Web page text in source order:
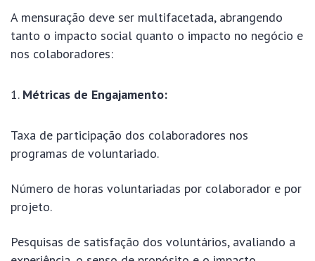
A mensuração deve ser multifacetada, abrangendo
tanto o impacto social quanto o impacto no negócio e
nos colaboradores:
Métricas de Engajamento:
Taxa de participação dos colaboradores nos
programas de voluntariado.
Número de horas voluntariadas por colaborador e por
projeto.
Pesquisas de satisfação dos voluntários, avaliando a